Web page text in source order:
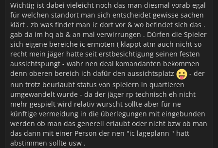
Wichtig ist dabei vieleicht noch das man diesmal vorab egal
für welchen standort man sich entscheidet gewisse sachen
klärt . zb was findet man ic dort vor & wo befindet sich das .
gab da im hq ab & an mal verwirrungen . Dürfen die Spieler
sich eigene bereiche ic ermoten ( klappt atm auch nicht so
recht mein jäger hatte seit erstbesichtigung seinen festen
aussichtspungt - wahr nen deal komandanten bekommen
denn oberen bereich ich dafür den aussichtsplatz
- der
nun trotz beurlaubt status von spielern in quartieren
umgewandelt wurde - da der jäger rp technisch eh nicht
mehr gespielt wird relativ wurscht sollte aber für ne
künftige vermeidung in die überlegungen mit eingebunden
werden ob man das generell erlaubt oder nicht bzw ob man
das dann mit einer Person der nen "ic lageplann " hatt
abstimmen sollte usw .